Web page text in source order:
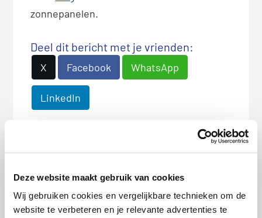
Deze website maakt gebruik van cookies
Wij gebruiken cookies en vergelijkbare technieken om de
website te verbeteren en je relevante advertenties te
zonnepanelen.
Deel dit bericht met je vrienden:
X Facebook WhatsApp
LinkedIn
Bio
Latest Posts
Hans de Kok
De informatie op deze pagina
is gecontroleerd door onze